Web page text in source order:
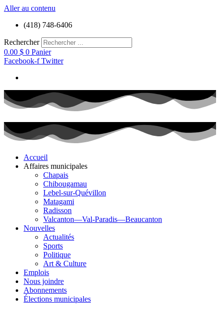
Aller au contenu
(418) 748-6406
Rechercher
0.00 $ 0 Panier
Facebook-f Twitter
Accueil
Affaires municipales
Chapais
Chibougamau
Lebel-sur-Quévillon
Matagami
Radisson
Valcanton—Val-Paradis—Beaucanton
Nouvelles
Actualités
Sports
Politique
Art & Culture
Emplois
Nous joindre
Abonnements
Élections municipales